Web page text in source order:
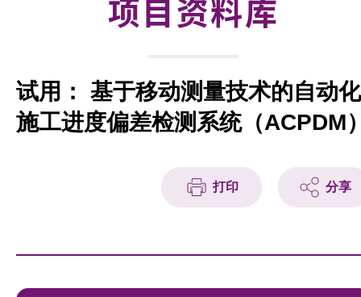
征求研发项目计划书
项目伙伴
活动及消息
项目资料库
试用： 基于移动测量技术的自动化
施工进度偏差检测系统（ACPDM
打印 分享